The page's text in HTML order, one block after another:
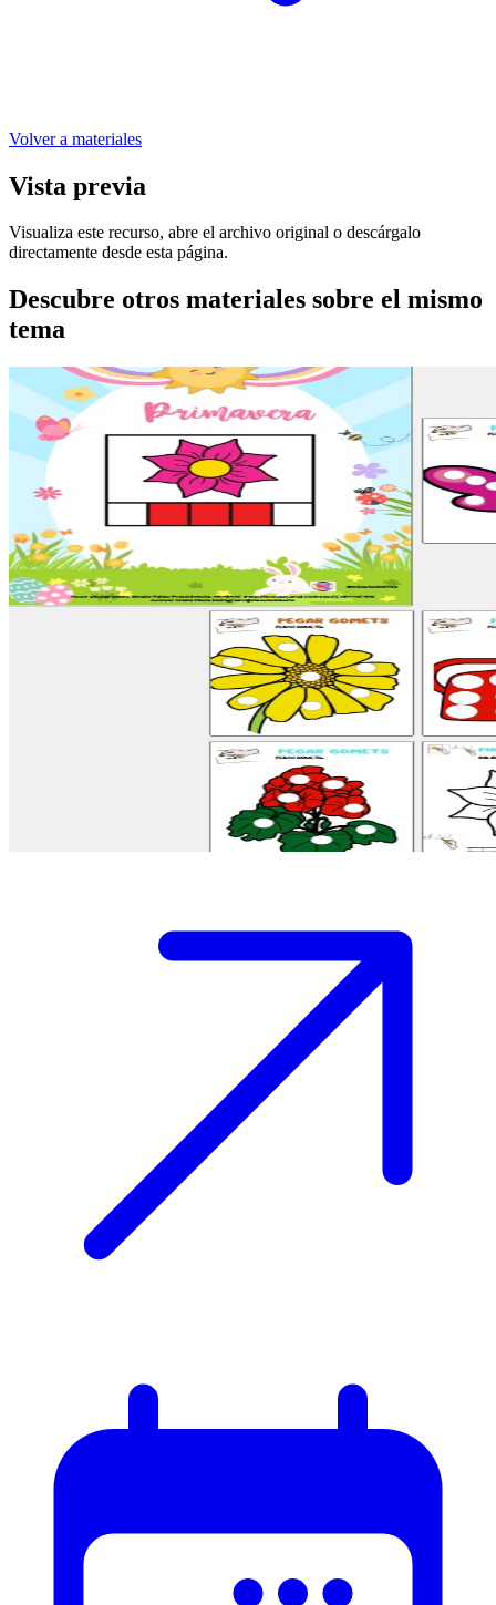
Volver a materiales
Vista previa
Visualiza este recurso, abre el archivo original o descárgalo
directamente desde esta página.
Descubre otros materiales sobre el mismo
tema